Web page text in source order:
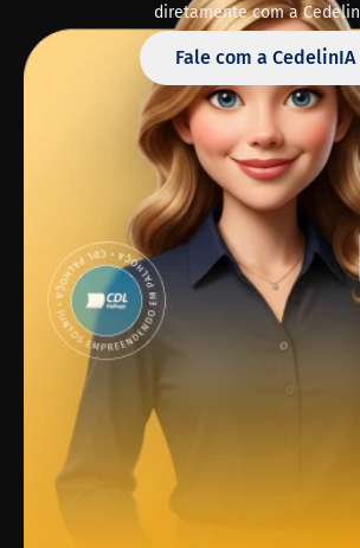
diretamente com a Cedelin
Fale com a CedelinIA